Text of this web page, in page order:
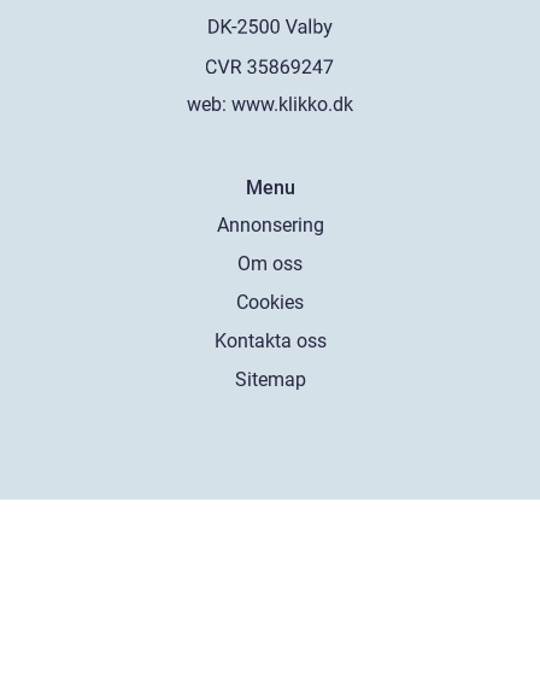
web: www.klikko.dk
Menu
Annonsering
Om oss
Cookies
Kontakta oss
Sitemap